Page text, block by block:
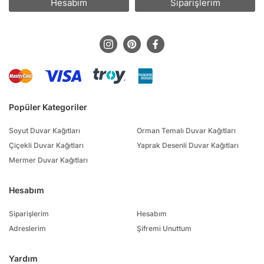
Popüler Kategoriler
Soyut Duvar Kağıtları
Çiçekli Duvar Kağıtları
Mermer Duvar Kağıtları
Orman Temalı Duvar Kağıtları
Yaprak Desenli Duvar Kağıtları
Hesabım
Siparişlerim
Adreslerim
Hesabım
Şifremi Unuttum
Yardım
Hesabım Siparişlerim